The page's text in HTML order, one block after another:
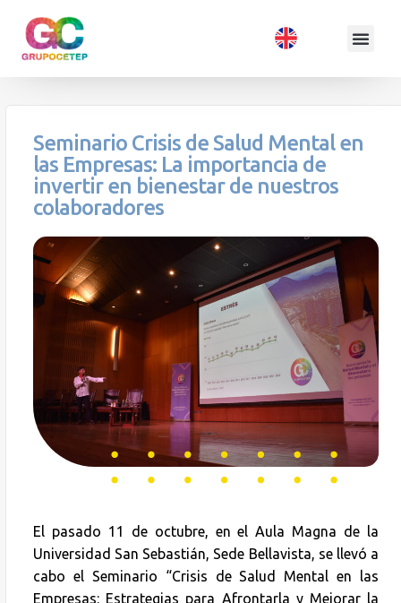
Seminario Crisis de Salud Mental en
las Empresas: La importancia de
invertir en bienestar de nuestros
colaboradores
El pasado 11 de octubre, en el Aula Magna de la
Universidad San Sebastián, Sede Bellavista, se llevó a
cabo el Seminario “Crisis de Salud Mental en las
Empresas: Estrategias para Afrontarla y Mejorar la